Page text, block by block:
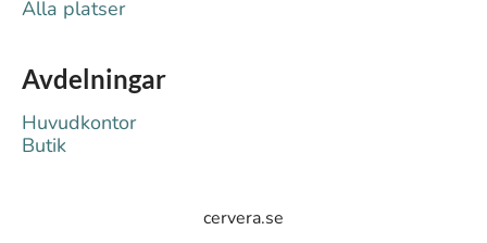
Alla platser
Avdelningar
Huvudkontor
Butik
cervera.se